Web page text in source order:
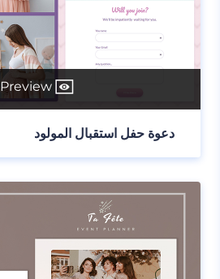
Preview
دعوة حفل استقبال المولود